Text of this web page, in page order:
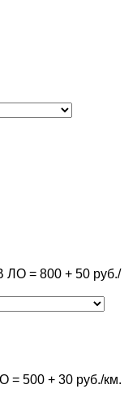
ЛО = 800 + 50 руб./
= 500 + 30 руб./км.